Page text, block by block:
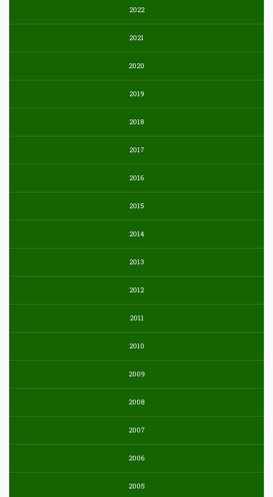
2022
2021
2020
2019
2018
2017
2016
2015
2014
2013
2012
2011
2010
2009
2008
2007
2006
2005